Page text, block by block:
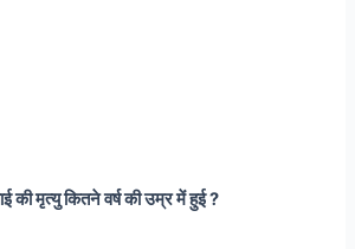
की मृत्यु कितने वर्ष की उम्र में हुई ?